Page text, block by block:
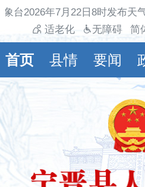
台2026年7月22日8时发布天
适老化
无障碍 简
首页 县情 要闻